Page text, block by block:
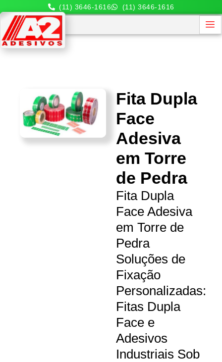
(11) 3646-1616 (11) 3646-1616
Fita Dupla
Face
Adesiva
em Torre
de Pedra
Fita Dupla
Face Adesiva
em Torre de
Pedra
Soluções de
Fixação
Personalizadas:
Fitas Dupla
Face e
Adesivos
Industriais Sob